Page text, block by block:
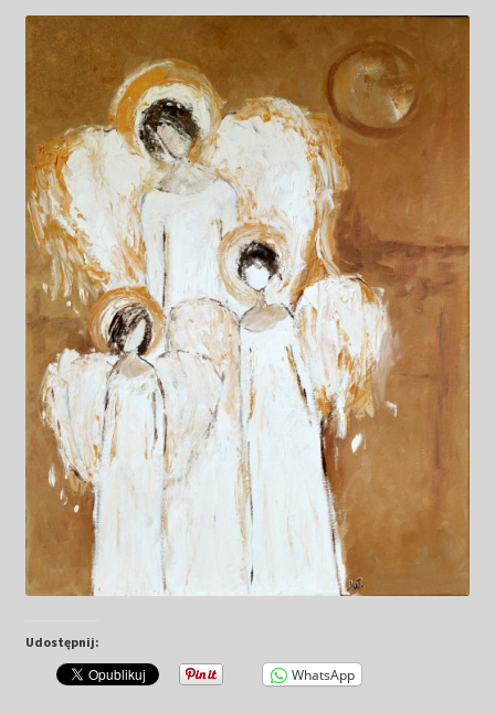
Kwiaty
Obrazy abstrakcyjne
Tarot
Wabi sabi
Aukcja
O mnie
GalleryStore
Udostępnij:
WhatsApp